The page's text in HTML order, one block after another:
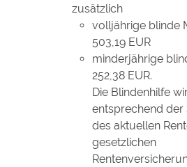
zusätzlich
volljährige blinde
503,19 EUR
minderjährige
252,38 EUR.
Die Blindenhilfe
entsprechend der
des aktuellen
gesetzlichen